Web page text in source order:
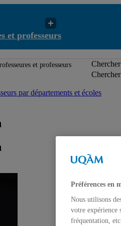
et professeurs
et professeurs
par départements et écoles
Préférences en
Nous utilisons
votre expérience
fréquentation,